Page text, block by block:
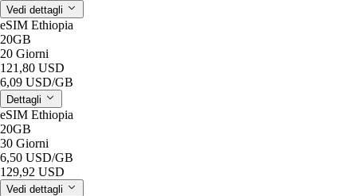
Vedi dettagli
eSIM Ethiopia
20GB
20 Giorni
121,80 USD
6,09 USD/GB
Dettagli
eSIM Ethiopia
20GB
30 Giorni
6,50 USD/GB
129,92 USD
Vedi dettagli